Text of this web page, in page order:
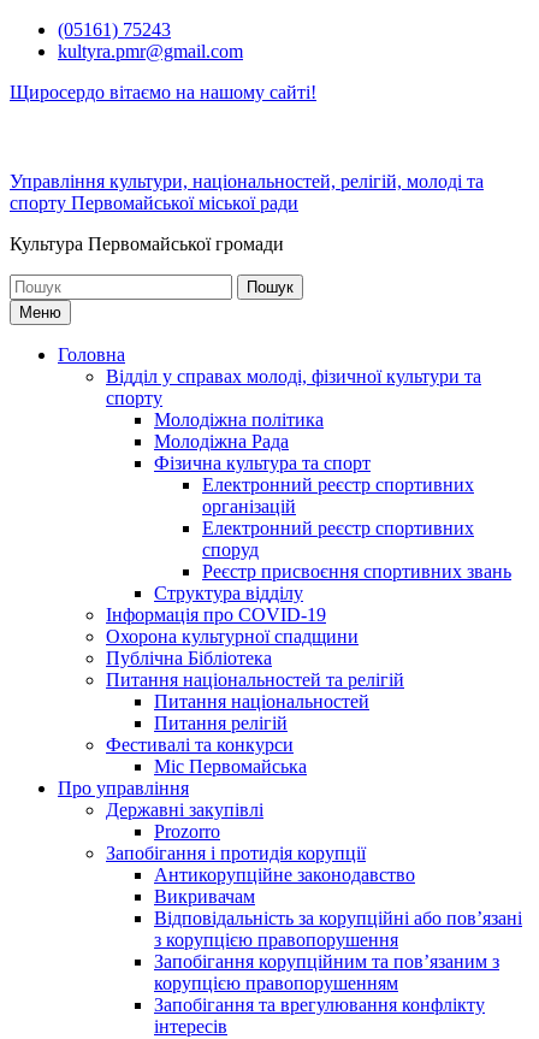
Перейти(05161) 75243
kultyra.pmr@gmail.com
Щиросердо вітаємо на нашому сайті!
Управління культури, національностей, релігій, молоді та
спорту Первомайської міської ради
Культура Первомайcької громади
Шукати:
Меню
Головна
Відділ у справах молоді, фізичної культури та
спорту
Молодіжна політика
Молодіжна Рада
Фізична культура та спорт
Електронний реєстр спортивних
організацій
Електронний реєстр спортивних
споруд
Реєстр присвоєння спортивних звань
Структура відділу
Інформація про COVID-19
Охорона культурної спадщини
Публічна Бібліотека
Питання національностей та релігій
Питання національностей
Питання релігій
Фестивалі та конкурси
Міс Первомайська
Про управління
Державні закупівлі
Prozorro
Запобігання і протидія корупції
Антикорупційне законодавство
Викривачам
Відповідальність за корупційні або пов’язані
з корупцією правопорушення
Запобігання корупційним та пов’язаним з
корупцією правопорушенням
Запобігання та врегулювання конфлікту
інтересів